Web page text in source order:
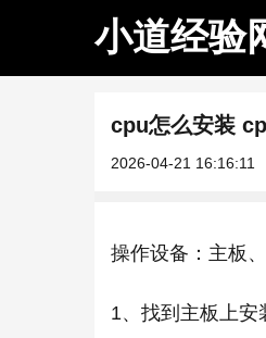
小道经验
cpu怎么安装
2026-04-21 16:16:11
操作设备：主板
1、找到主板上安